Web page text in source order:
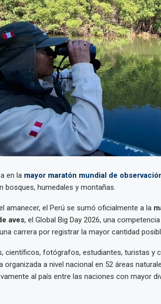
en la mayor maratón mundial de
bosques, humedales y montañas.
amanecer, el Perú se sumó oficialmente a la
aves, el Global Big Day 2026, una
carrera por registrar la mayor cantidad
científicos, fotógrafos, estudiantes, turistas y
organizada a nivel nacional en 52 áreas
al país entre las naciones con mayor